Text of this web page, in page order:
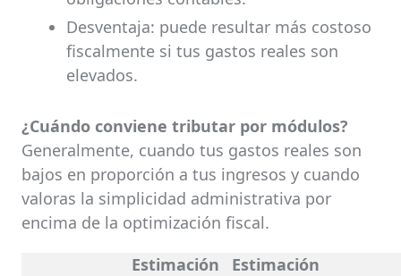
Desventaja: puede resultar más costoso
fiscalmente si tus gastos reales son
elevados.
¿Cuándo conviene tributar por módulos?
Generalmente, cuando tus gastos reales son
bajos en proporción a tus ingresos y cuando
valoras la simplicidad administrativa por
encima de la optimización fiscal.
Estimación
Estimación